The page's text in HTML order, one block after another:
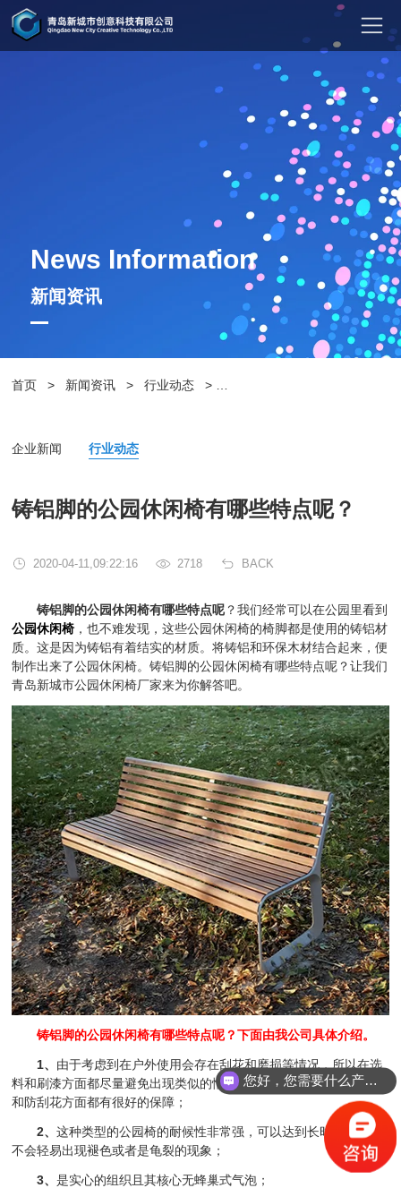
News Information
新闻资讯
首页 > 新闻资讯 > 行业动态 >
企业新闻 行业动态
铸铝脚的公园休闲椅有哪些特点呢？
2020-04-11,09:22:16 2718 BACK
铸铝脚的公园休闲椅有哪些特点呢 ？我们经常可以在公园里看到
公园休闲椅 ，也不难发现，这些公园休闲椅的椅脚都是使用的铸铝材
质。这是因为铸铝有着结实的材质。将铸铝和环保木材结合起来，便
制作出来了公园休闲椅。铸铝脚的公园休闲椅有哪些特点呢？让我们
青岛新城市公园休闲椅厂家来为你解答吧。
铸铝脚的公园休闲椅有哪些特点呢？下面由我公司具体介绍。
1、 由于考虑到在户外使用会存在刮花和磨损等情况，所以在选
料和刷漆方面都尽量避免出现类似的情况，这款户外公园椅在耐磨损
和防刮花方面都有很好的保障；
2、这种类型的公园椅的耐候性非常强，可以达到长时间使用都
不会轻易出现褪色或者是龟裂的现象；
3、是实心的组织且其核心无蜂巢式气泡；
您好，您需要什么产品？